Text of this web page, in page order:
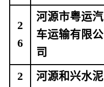
2
6
河源市粤运汽
车运输有限公
司
2
河源和兴水泥